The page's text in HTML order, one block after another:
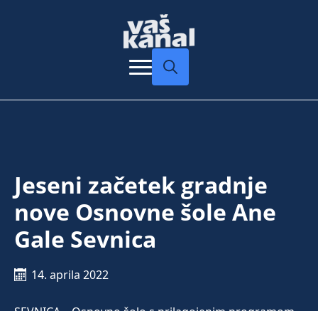
Jeseni začetek gradnje
nove Osnovne šole Ane
Gale Sevnica
14. aprila 2022